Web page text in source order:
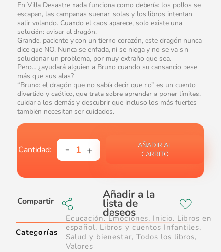
En Villa Desastre nada funciona como debería: los pollos se
escapan, las campanas suenan solas y los libros intentan
salir volando. Cuando el caos aparece, solo existe una
solución: avisar al dragón.
Grande, paciente y con un tierno corazón, este dragón nunca
dice que NO. Nunca se enfada, ni se niega y no se va sin
solucionar un problema, por muy extraño que sea.
Pero… ¿ayudará alguien a Bruno cuando su cansancio pese
más que sus alas?
“Bruno: el dragón que no sabía decir que no” es un cuento
divertido y caótico, que trata sobre aprender a poner límites,
cuidar a los demás y descubrir que incluso los más fuertes
también necesitan ser cuidados.
AÑADIR AL
CARRITO
Compartir
Categorías
Educación,Emociones, Inicio, Libros en
español, Libros y cuentos Infantiles,
Salud y bienestar, Todos los libros,
Valores